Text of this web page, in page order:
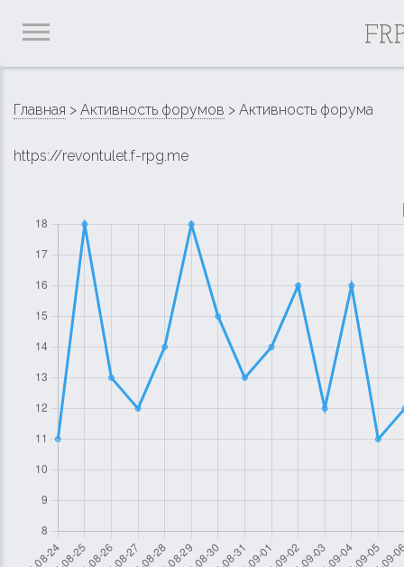
Главная > Активность форумов > Активность форума
https://revontulet.f-rpg.me